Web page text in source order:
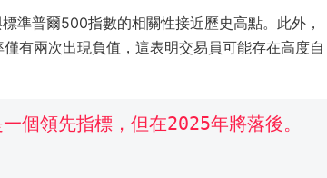
普爾500指數的相關性接近歷史高點。此外，
有兩次出現負值，這表明交易員可能存在高度自
個領先指標，但在2025年將落後。